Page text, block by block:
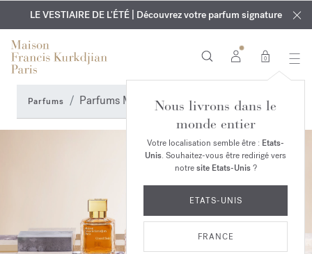
EXCLUSIF | Découvrez le nouveau parfum OUD
velvet mood
dans votre commande*
GRAVURE OFFERTE | Sur tous les parfums et huiles pour le
corps jusqu'au 9 août
LE VESTIAIRE DE L'ÉTÉ | Découvrez votre parfum signature
0
Nous livrons dans le
monde entier
Votre localisation semble être : Etats-
Unis. Souhaitez-vous être redirigé vers
notresite Etats-Unis?
ETATS-UNIS
FRANCE
Parfums Parfums Mandarine